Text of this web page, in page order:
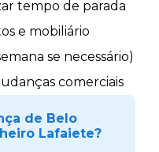
tempo de parada
e mobiliário
se necessário)
comerciais
de Belo
Lafaiete?